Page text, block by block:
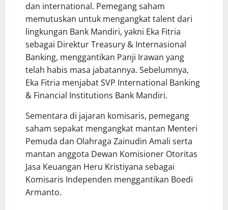
dan international. Pemegang saham
memutuskan untuk mengangkat talent dari
lingkungan Bank Mandiri, yakni Eka Fitria
sebagai Direktur Treasury & Internasional
Banking, menggantikan Panji Irawan yang
telah habis masa jabatannya. Sebelumnya,
Eka Fitria menjabat SVP International Banking
& Financial Institutions Bank Mandiri.
Sementara di jajaran komisaris, pemegang
saham sepakat mengangkat mantan Menteri
Pemuda dan Olahraga Zainudin Amali serta
mantan anggota Dewan Komisioner Otoritas
Jasa Keuangan Heru Kristiyana sebagai
Komisaris Independen menggantikan Boedi
Armanto.